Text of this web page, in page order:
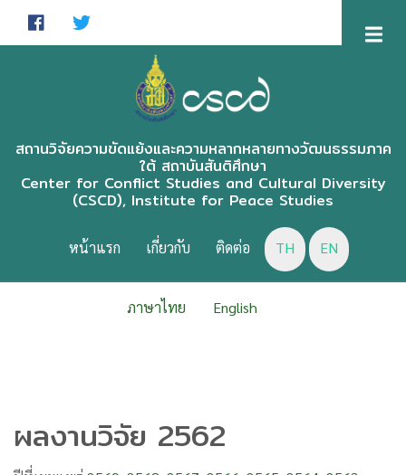
สถานวิจัยความขัดแย้งและความหลากหลายทางวัฒนธรรมภาค
ใต้ สถาบันสันติศึกษา
Center for Conflict Studies and Cultural Diversity
(CSCD), Institute for Peace Studies
หน้าแรก เกี่ยวกับ ติดต่อ TH EN
ภาษาไทย English
ผลงานวิจัย 2562